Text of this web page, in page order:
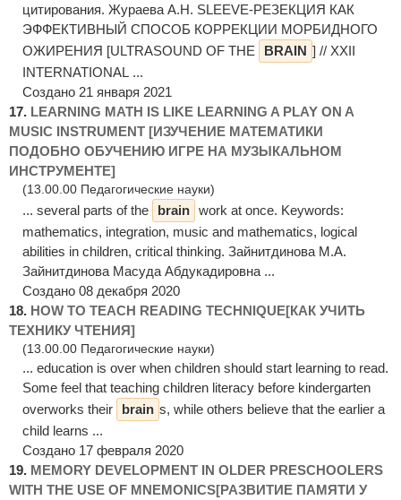
цитирования. Жураева А.Н. SLEEVE-РЕЗЕКЦИЯ КАК
ЭФФЕКТИВНЫЙ СПОСОБ КОРРЕКЦИИ МОРБИДНОГО
ОЖИРЕНИЯ [ULTRASOUND OF THE
BRAIN ] // XXII
INTERNATIONAL ...
Создано 21 января 2021
17. LEARNING MATH IS LIKE LEARNING A PLAY ON A
MUSIC INSTRUMENT [ИЗУЧЕНИЕ МАТЕМАТИКИ
ПОДОБНО ОБУЧЕНИЮ ИГРЕ НА МУЗЫКАЛЬНОМ
ИНСТРУМЕНТЕ]
(13.00.00 Педагогические науки)
... several parts of the brain work at once. Keywords:
mathematics, integration, music and mathematics, logical
abilities in children, critical thinking. Зайнитдинова М.А.
Зайнитдинова Масуда Абдукадировна ...
Создано 08 декабря 2020
18. HOW TO TEACH READING TECHNIQUE[КАК УЧИТЬ
ТЕХНИКУ ЧТЕНИЯ]
(13.00.00 Педагогические науки)
... education is over when children should start learning to read.
Some feel that teaching children literacy before kindergarten
overworks their
brain s, while others believe that the earlier a
child learns ...
Создано 17 февраля 2020
19. MEMORY DEVELOPMENT IN OLDER PRESCHOOLERS
WITH THE USE OF MNEMONICS[РАЗВИТИЕ ПАМЯТИ У